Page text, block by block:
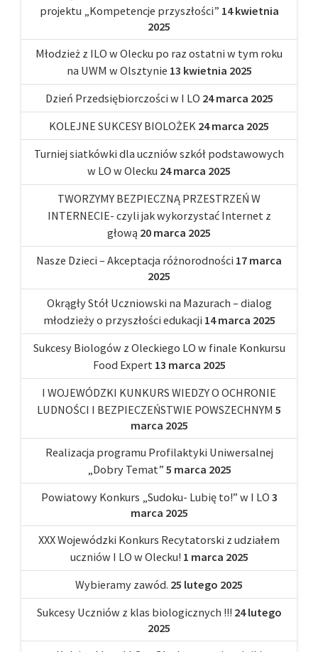
projektu „Kompetencje przyszłości” 14 kwietnia
2025
Młodzież z ILO w Olecku po raz ostatni w tym roku
na UWM w Olsztynie 13 kwietnia 2025
Dzień Przedsiębiorczości w I LO 24 marca 2025
KOLEJNE SUKCESY BIOLOŻEK 24 marca 2025
Turniej siatkówki dla uczniów szkół podstawowych
w LO w Olecku 24 marca 2025
TWORZYMY BEZPIECZNĄ PRZESTRZEŃ W
INTERNECIE- czyli jak wykorzystać Internet z
głową 20 marca 2025
Nasze Dzieci – Akceptacja różnorodności 17 marca
2025
Okrągły Stół Uczniowski na Mazurach – dialog
młodzieży o przyszłości edukacji 14 marca 2025
Sukcesy Biologów z Oleckiego LO w finale Konkursu
Food Expert 13 marca 2025
I WOJEWÓDZKI KUNKURS WIEDZY O OCHRONIE
LUDNOŚCI I BEZPIECZEŃSTWIE POWSZECHNYM 5
marca 2025
Realizacja programu Profilaktyki Uniwersalnej
„Dobry Temat” 5 marca 2025
Powiatowy Konkurs „Sudoku- Lubię to!” w I LO 3
marca 2025
XXX Wojewódzki Konkurs Recytatorski z udziałem
uczniów I LO w Olecku! 1 marca 2025
Wybieramy zawód. 25 lutego 2025
Sukcesy Uczniów z klas biologicznych !!! 24 lutego
2025